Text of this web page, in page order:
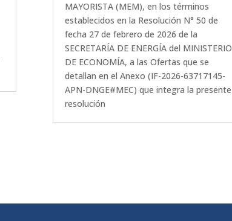
MAYORISTA (MEM), en los términos
establecidos en la Resolución N° 50 de
fecha 27 de febrero de 2026 de la
SECRETARÍA DE ENERGÍA del MINISTERIO
DE ECONOMÍA, a las Ofertas que se
detallan en el Anexo (IF-2026-63717145-
APN-DNGE#MEC) que integra la presente
resolución